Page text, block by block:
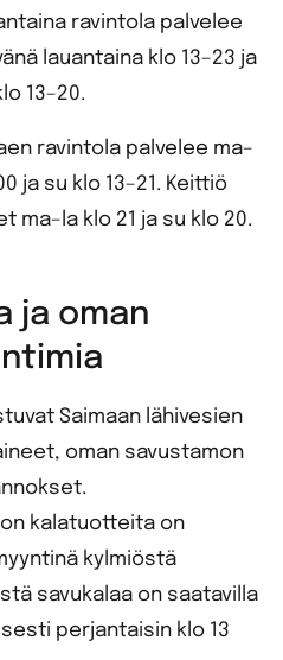
ravintola palvelee
lauantaina klo 13–23 ja
13–20.
ravintola palvelee ma–
ja su klo 13–21. Keittiö
ma–la klo 21 ja su klo 20.
ja oman
Saimaan lähivesien
oman savustamon
kalatuotteita on
kylmiöstä
savukalaa on saatavilla
perjantaisin klo 13